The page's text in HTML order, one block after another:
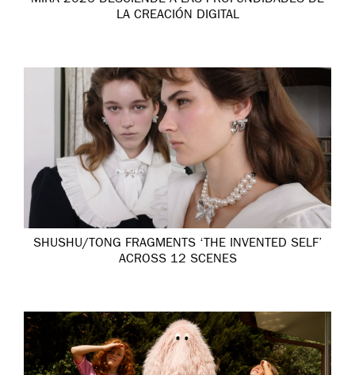
LA CREACIÓN DIGITAL
SHUSHU/TONG FRAGMENTS ‘THE INVENTED SELF’
ACROSS 12 SCENES